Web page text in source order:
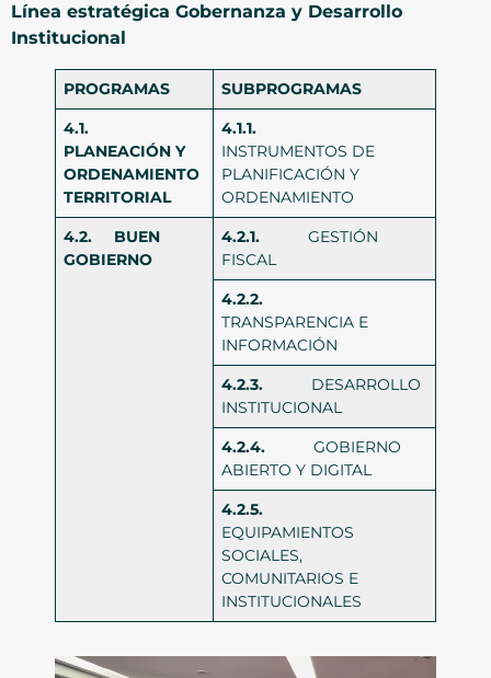
Línea estratégica Gobernanza y Desarrollo
Institucional
PROGRAMAS
SUBPROGRAMAS
4.1.
PLANEACIÓN Y
ORDENAMIENTO
TERRITORIAL
4.1.1.
INSTRUMENTOS DE
PLANIFICACIÓN Y
ORDENAMIENTO
4.2.
BUEN
GOBIERNO
4.2.1.
GESTIÓN
FISCAL
4.2.2.
TRANSPARENCIA E
INFORMACIÓN
4.2.3.
DESARROLLO
INSTITUCIONAL
4.2.4.
GOBIERNO
ABIERTO Y DIGITAL
4.2.5.
EQUIPAMIENTOS
SOCIALES,
COMUNITARIOS E
INSTITUCIONALES